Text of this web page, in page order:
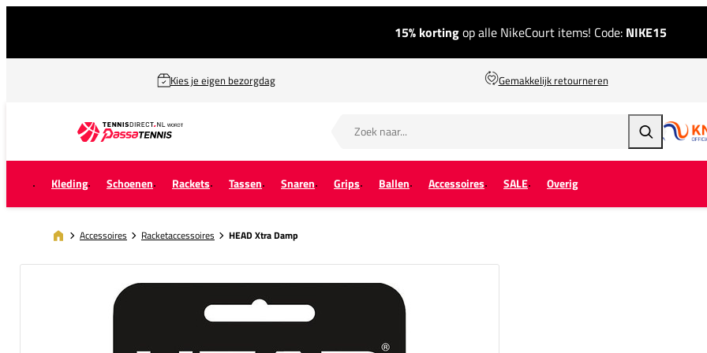
15% kortingop alle NikeCourt items! Code: NIKE15
Kies je eigen bezorgdag Gemakkelijk retourneren
Zoeken
Kleding Schoenen Rackets Tassen Snaren Grips Ballen Accessoires SALE Overig
Accessoires Racketaccessoires HEAD Xtra Damp